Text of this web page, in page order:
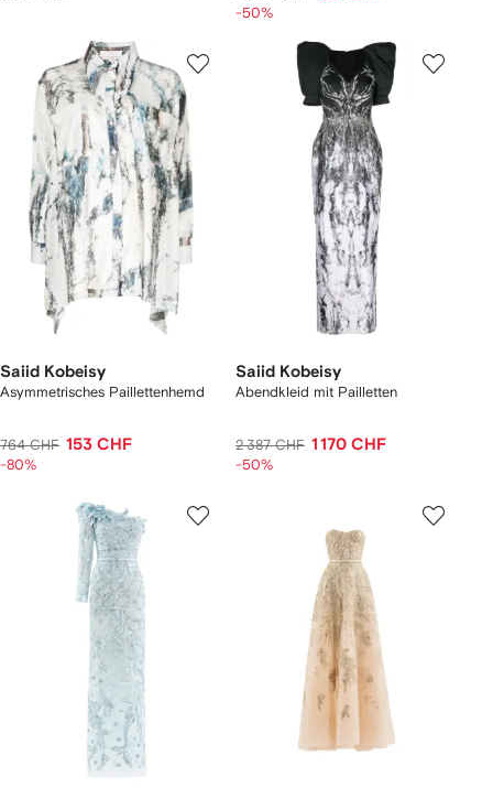
-50%
Saiid Kobeisy
Asymmetrisches Paillettenhemd
764 CHF 153 CHF
-80%
Saiid Kobeisy
Abendkleid mit Pailletten
2 387 CHF 1 170 CHF
-50%